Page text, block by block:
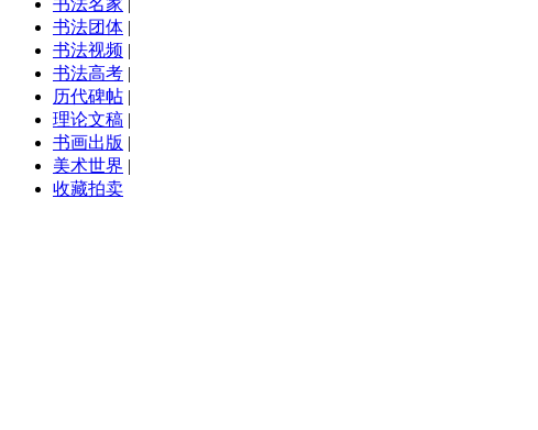
书法团体 |
书法视频 |
书法高考 |
历代碑帖 |
理论文稿 |
书画出版 |
美术世界 |
收藏拍卖